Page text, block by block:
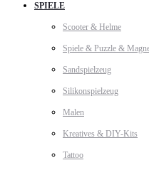
SPIELE
Scooter & Helme
Spiele & Puzzle &
Sandspielzeug
Silikonspielzeug
Malen
Kreatives & DIY-Kits
Tattoo